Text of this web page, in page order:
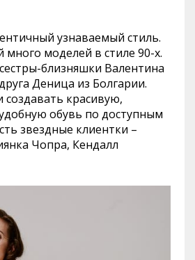
узнаваемый стиль.
много моделей в стиле 90-х.
близняшки Валентина
Деница из Болгарии.
красивую,
обувь по доступным
звездные клиентки –
Чопра, Кендалл